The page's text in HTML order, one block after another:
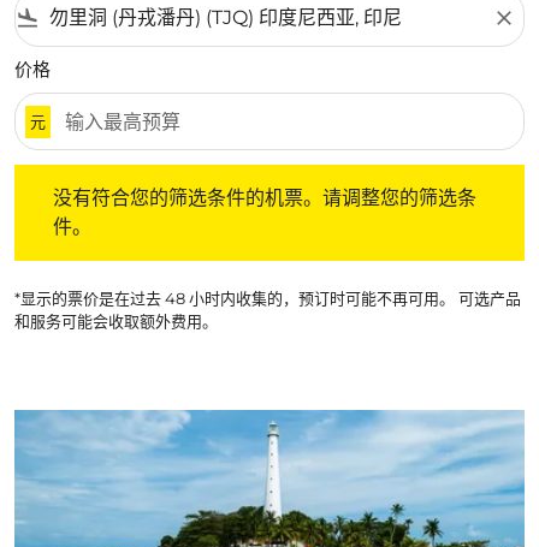
flight_land close
价格
元
没有符合您的筛选条件的机票。请调整您的筛选条
件。
*显示的票价是在过去 48 小时内收集的，预订时可能不再可用。 可选产品
和服务可能会收取额外费用。